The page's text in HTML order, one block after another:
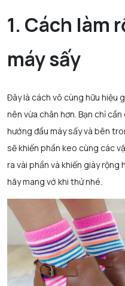
1. Cách làm
máy sấy
Đây là cách vô cùng hữu hiệu
nên vừa chân hơn. Bạn chỉ
hướng đầu máy sấy và bên
sẽ khiến phần keo cùng các
ra vài phần và khiến giày rộng
hãy mang vớ khi thử nhé.